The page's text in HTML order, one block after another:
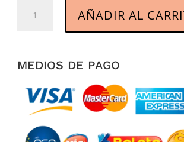
Ruby
cantidad
AÑADIR AL
MEDIOS DE PAGO